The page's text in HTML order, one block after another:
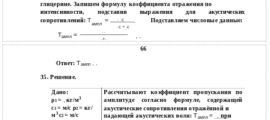
глицерине. Запишем формулу коэффициента отражения по
интенсивности, подставив выражения для акустических
сопротивлений:Тампл = ∙ ∙с . Подставляем числовые данные:
∙с + ∙с
Тампл = ∙ ∙
, .
∙+∙
66
Ответ:Тампл , .
35. Решение.
Дано:
ρ1 = ,кг/м3
с1 = м/с ρ2= кг/
м3с2= м/с
Рассчитывают коэффициент пропускания по
амплитуде согласно формуле, содержащей
акустические сопротивления отражённой и
падающей акустических волн:Тампл= ∙ , при